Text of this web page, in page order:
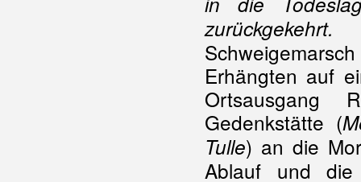
Erhängten auf
Ortsausgang
Gedenkstätte (
Tulle) an die
Ablauf und